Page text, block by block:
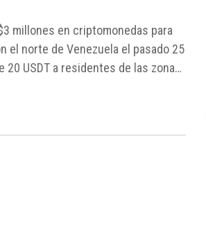
millones en criptomonedas para
el norte de Venezuela el pasado 25
USDT a residentes de las zonas